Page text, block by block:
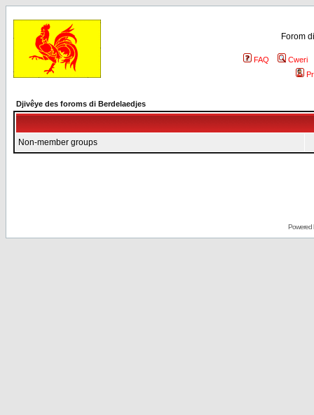
Forom
FAQ
Cweri
Djivêye des foroms di Berdelaedjes
Non-member groups
Powered